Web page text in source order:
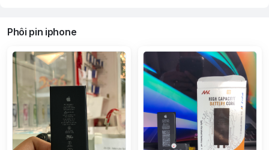
Phôi pin iphone